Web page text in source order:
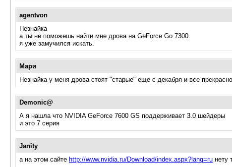
agentvon
Незнайка
а ты не поможешь найти мне дрова на GeForce Go 7300.
я уже замучился искать.
Мари
Незнайка у меня дрова стоят "старые" еще с декабря и все
Demonic@
А я нашла что NVIDIA GeForce 7600 GS поддерживает 3.0 шейдеры
и это 7 серия
Janity
а на этом сайте http://www.nvidia.ru/Download/index.aspx?lang=ru нету